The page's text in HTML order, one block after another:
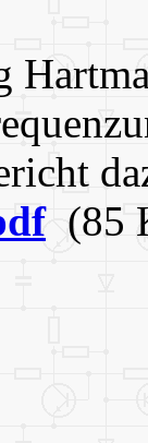
(85